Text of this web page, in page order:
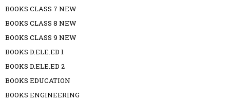
BOOKS CLASS 7 NEW
BOOKS CLASS 8 NEW
BOOKS CLASS 9 NEW
BOOKS D.ELE.ED 1
BOOKS D.ELE.ED 2
BOOKS EDUCATION
BOOKS ENGINEERING